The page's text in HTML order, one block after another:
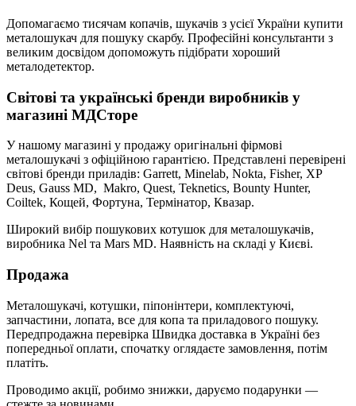
Допомагаємо тисячам копачів, шукачів з усієї України купити
металошукач для пошуку скарбу. Професійні консультанти з
великим досвідом допоможуть підібрати хороший
металодетектор.
Світові та українські бренди виробників у
магазині МДСторе
У нашому магазині у продажу оригінальні фірмові
металошукачі з офіційною гарантією. Представлені перевірені
світові бренди приладів: Garrett, Minelab, Nokta, Fisher, XP
Deus, Gauss MD, Makro, Quest, Teknetics, Bounty Hunter,
Coiltek, Кощей, Фортуна, Термінатор, Квазар.
Широкий вибір пошукових котушок для металошукачів,
виробника Nel та Mars MD. Наявність на складі у Києві.
Продажа
Металошукачі, котушки, піпонінтери, комплектуючі,
запчастини, лопата, все для копа та приладового пошуку.
Передпродажна перевірка Швидка доставка в Україні без
попередньої оплати, спочатку оглядаєте замовлення, потім
платіть.
Проводимо акції, робимо знижки, даруємо подарунки —